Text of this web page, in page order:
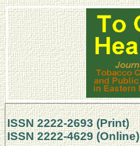
ISSN 2222-2693 (Print)
ISSN 2222-4629(Online)